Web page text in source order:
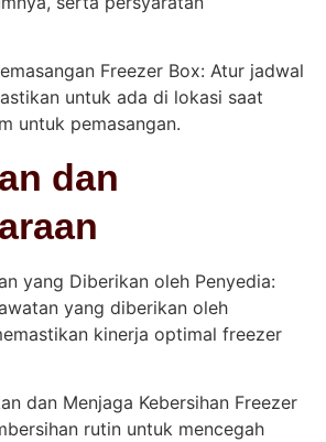
Freezer Box: Atur jadwal
untuk ada di lokasi saat
untuk pemasangan.
dan
yang Diberikan oleh Penyedia:
yang diberikan oleh
kinerja optimal freezer
dan Menjaga Kebersihan Freezer
rutin untuk mencegah